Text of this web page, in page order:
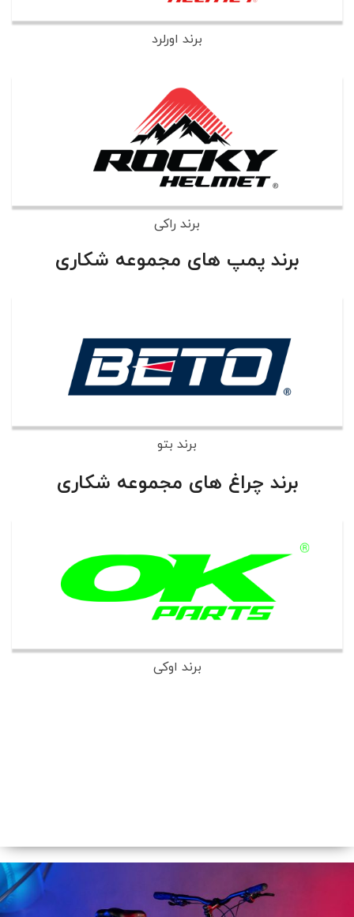
برند اورلرد
برند راکی
برند پمپ های مجموعه شکاری
برند بتو
برند چراغ های مجموعه شکاری
برند اوکی